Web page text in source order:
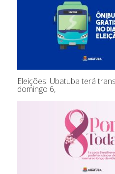
Eleições: Ubatuba terá
domingo 6,